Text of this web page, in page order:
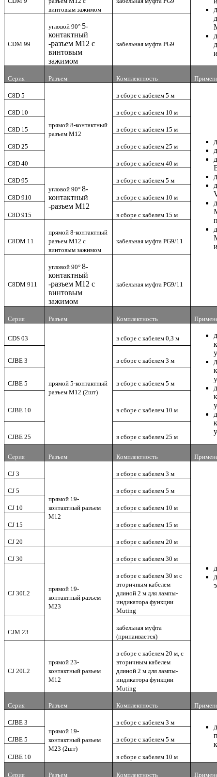
винтовым зажимом
CDM 99
угловой 90° 5-
контактный
-разъем M12 с
винтовым
зажимом
кабельная муфта PG9
Серия Разъем Комплектность
C8D 5
прямой 8-контактный
разъем M12
в сборе с кабелем 5 м
C8D 10 в сборе с кабелем 10 м
C8D 15 в сборе с кабелем 15 м
C8D 25 в сборе с кабелем 25 м
C8D 40 в сборе с кабелем 40 м
C8D 95
угловой 90°8-
контактный
-разъем M12
в сборе с кабелем 5 м
C8D 910 в сборе с кабелем 10 м
C8D 915 в сборе с кабелем 15 м
C8DM 11
прямой 8-контактный
разъем M12 с
винтовым зажимом
кабельная муфта PG9/11
C8DM 911
угловой 90°8-
контактный
-разъем M12 с
винтовым
зажимом
кабельная муфта PG9/11
Серия Разъем Комплектность
CDS 03
прямой 5-контактный
разъем M12 (2шт)
в сборе с кабелем 0,3 м
CJBE 3 в сборе с кабелем 3 м
CJBE 5 в сборе с кабелем 5 м
CJBE 10 в сборе с кабелем 10 м
CJBE 25 в сборе с кабелем 25 м
Серия Разъем Комплектность
CJ 3
прямой 19-
контактный разъем
M12
в сборе с кабелем 3 м
CJ 5 в сборе с кабелем 5 м
CJ 10 в сборе с кабелем 10 м
CJ 15 в сборе с кабелем 15 м
CJ 20 в сборе с кабелем 20 м
CJ 30
прямой 19-
контактный разъем
M23
в сборе с кабелем 30 м
CJ 30L2
в сборе с кабелем 30 м с
вторичным кабелем
длиной 2 м для лампы-
индикатора функции
Muting
CJM 23
кабельная муфта
(припаивается)
CJ 20L2
прямой 23-
контактный разъем
M12
в сборе с кабелем 20 м, с
вторичным кабелем
длиной 2 м для лампы-
индикатора функции
Muting
Серия Разъем Комплектность
CJBE 3
прямой 19-
контактный разъем
M23 (2шт)
в сборе с кабелем 3 м
CJBE 5 в сборе с кабелем 5 м
CJBE 10 в сборе с кабелем 10 м
Серия Разъем Комплектность